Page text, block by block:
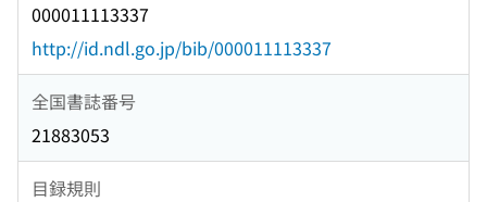
000011113337
http://id.ndl.go.jp/bib/000011113337
全国書誌番号
21883053
目録規則